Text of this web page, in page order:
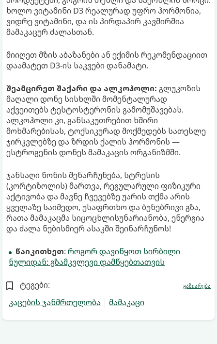
ხოლო ვიტამინი D3 რეალურად უფრო ჰორმონია,
ვიდრე ვიტამინი, და ის პირდაპირ კავშირშია
მამაკაცურ ძალასთან.
მიიღეთ მზის აბაზანები ან ექიმის რეკომენდაციით
დაამატეთ D3-ის საკვები დანამატი.
შეამცირეთ შაქარი და ალკოჰოლი: გლუკოზის
მაღალი დონე სისხლში მომენტალურად
აქვეითებს ტესტოსტერონის გამომუშავებას.
ალკოჰოლი კი, განსაკუთრებით ხშირი
მოხმარებისას, ტოქსიკურად მოქმედებს სათესლე
ჯირკვლებზე და ზრდის ქალის ჰორმონის —
ესტროგენის დონეს მამაკაცის ორგანიზმში.
ჯანსაღი წონის შენარჩუნება, სტრესის
(კორტიზოლის) მართვა, რეგულარული ფიზიკური
აქტივობა და მავნე ჩვევებზე უარის თქმა არის
ყველაზე საიმედო, უსაფრთხო და ბუნებრივი გზა,
რათა მამაკაცმა სიცოცხლისუნარიანობა, ენერგია
და ძალა ნებისმიერ ასაკში შეინარჩუნოს!
წაიკითხეთ: როგორ დავიწყოთ სირბილი
ნულიდან: გზამკვლევი დამწყებთათვის
ტეგები:
კაცების ჯანმრთელობა
მამაკაცი
გაზიარება